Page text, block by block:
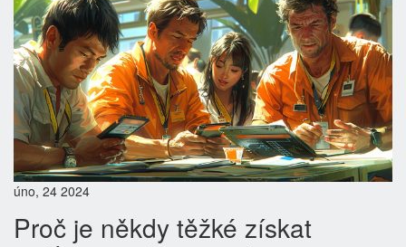
úno, 24 2024
Proč je někdy těžké získat